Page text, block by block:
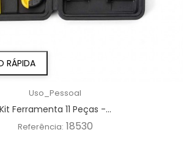
RÁPIDA
Uso_Pessoal
Kit Ferramenta 11 Peças -...
Referência: 18530